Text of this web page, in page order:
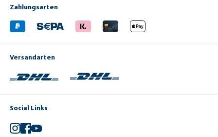
Zahlungsarten
Versandarten
Social Links
Instagram
Facebook
YouTube